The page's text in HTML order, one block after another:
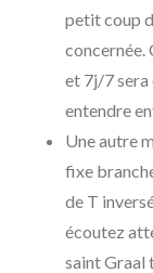
petit coup
concernée.
et 7j/7 sera
entendre
Une autre
fixe
de T
écoutez
saint Graal